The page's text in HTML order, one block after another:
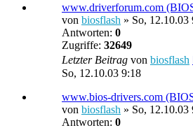
www.driverforum.com
von biosflash » So, 12.10.03
Antworten: 0
Zugriffe: 32649
Letzter Beitrag von biosflash
So, 12.10.03 9:18
www.bios-drivers.com
von biosflash » So, 12.10.03
Antworten: 0